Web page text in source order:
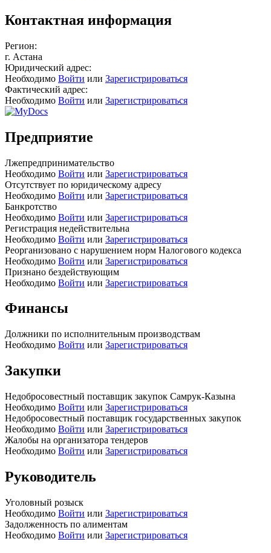
Контактная информация
Регион:
г. Астана
Юридический адрес:
Необходимо Войти или Зарегистрироваться
Фактический адрес:
Необходимо Войти или Зарегистрироваться
Предприятие
Лжепредпринимательство
Необходимо Войти или Зарегистрироваться
Отсутствует по юридическому адресу
Необходимо Войти или Зарегистрироваться
Банкротство
Необходимо Войти или Зарегистрироваться
Регистрация недействительна
Необходимо Войти или Зарегистрироваться
Реорганизовано с нарушением норм Налогового кодекса
Необходимо Войти или Зарегистрироваться
Признано бездействующим
Необходимо Войти или Зарегистрироваться
Финансы
Должники по исполнительным производствам
Необходимо Войти или Зарегистрироваться
Закупки
Недобросовестный поставщик закупок Самрук-Казына
Необходимо Войти или Зарегистрироваться
Недобросовестный поставщик государственных закупок
Необходимо Войти или Зарегистрироваться
Жалобы на организатора тендеров
Необходимо Войти или Зарегистрироваться
Руководитель
Уголовный розыск
Необходимо Войти или Зарегистрироваться
Задолженность по алиментам
Необходимо Войти или Зарегистрироваться